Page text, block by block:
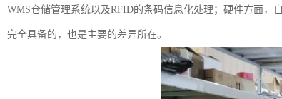
WMS仓储管理系统以及RFID的条码信息化处理；硬件方面
完全具备的，也是主要的差异所在。